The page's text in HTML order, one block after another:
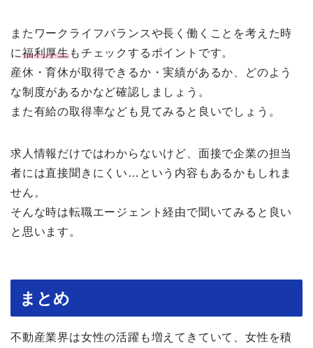
またワークライフバランスや長く働くことを考えた時
に福利厚生もチェックするポイントです。
産休・育休が取得できるか・実績があるか、どのよう
な制度があるかなど確認しましょう。
また有給の取得率なども見てみると良いでしょう。
求人情報だけではわからないけど、面接で企業の担当
者には直接聞きにくい…という内容もあるかもしれま
せん。
そんな時は転職エージェント経由で聞いてみると良い
と思います。
まとめ
不動産業界は女性の活躍も増えてきていて、女性を積